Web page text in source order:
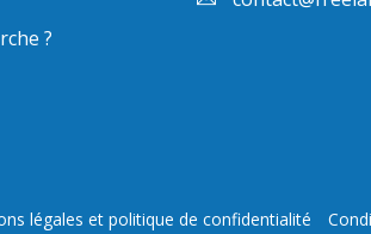
?
légales et politique de confidentialité